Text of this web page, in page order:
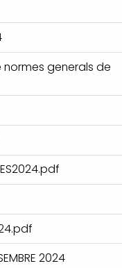
generals de
2024